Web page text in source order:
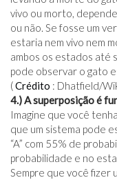
vivo ou morto,
ou não. Se fosse um
estaria nem vivo nem
ambos os estados até
pode observar o gato
(Crédito : Dhatfield/
4.) A superposição é
Imagine que você
que um sistema pode
“A” com 55% de
probabilidade e no
Sempre que você fizer